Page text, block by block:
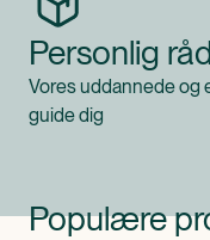
Personlig
Vores uddannede og
guide dig
Populære